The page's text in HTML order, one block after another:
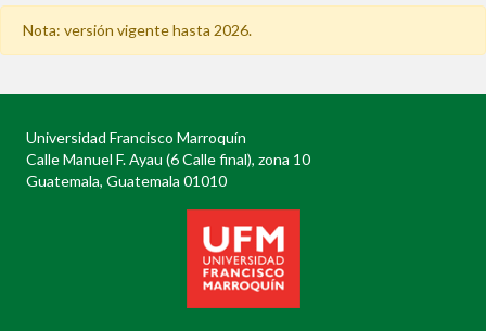
Nota: versión vigente hasta 2026.
Universidad Francisco Marroquín
Calle Manuel F. Ayau (6 Calle final), zona 10
Guatemala, Guatemala 01010